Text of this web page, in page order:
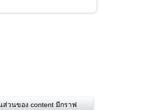
ส่วนของ content มีกราฟ